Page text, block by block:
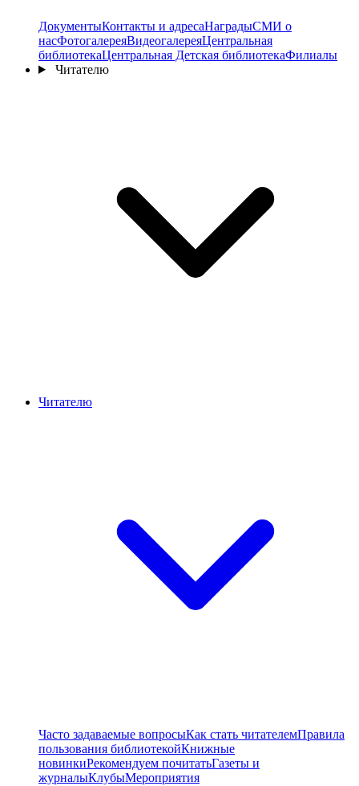
ДокументыКонтакты и адресаНаградыСМИ о
насФотогалереяВидеогалереяЦентральная
библиотекаЦентральная Детская библиотекаФилиалы
Читателю
Читателю
Часто задаваемые вопросыКак стать читателемПравила
пользования библиотекойКнижные
новинкиРекомендуем почитатьГазеты и
журналыКлубыМероприятия